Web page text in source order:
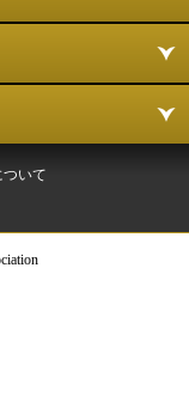
いて